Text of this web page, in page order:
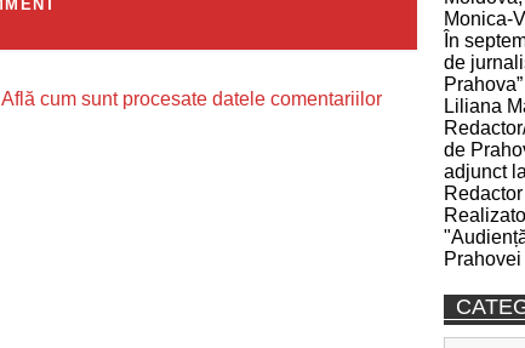
Află cum sunt procesate datele comentariilor
Monica-
În
de
Liliana
de
adjunct
Prahovei
Categorii